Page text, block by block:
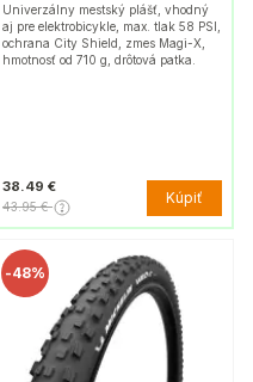
Univerzálny mestský plášť, vhodný
aj pre elektrobicykle, max. tlak 58 PSI,
ochrana City Shield, zmes Magi-X,
hmotnosť od 710 g, drôtová patka.
38.49 €
43.95 € Kúpiť
-48%